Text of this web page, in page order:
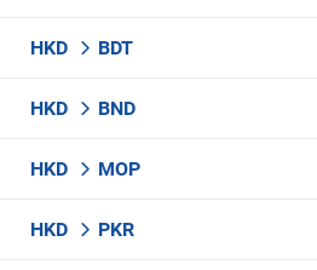
HKD BDT
HKD BND
HKD MOP
HKD PKR